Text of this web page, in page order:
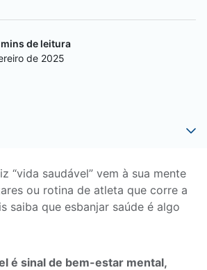
mins de leitura
de 2025
“vida saudável” vem à sua mente
ou rotina de atleta que corre a
saiba que esbanjar saúde é algo
é sinal de bem-estar mental,